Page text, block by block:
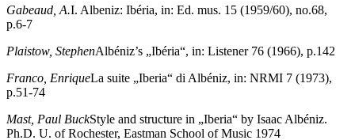
Gabeaud, A.I. Albeniz: Ibéria, in: Ed. mus. 15 (1959/60), no.68,
p.6-7
Plaistow, StephenAlbéniz’s „Ibéria“, in: Listener 76 (1966), p.142
Franco, EnriqueLa suite „Iberia“ di Albéniz, in: NRMI 7 (1973),
p.51-74
Mast, Paul BuckStyle and structure in „Iberia“ by Isaac Albéniz.
Ph.D. U. of Rochester, Eastman School of Music 1974